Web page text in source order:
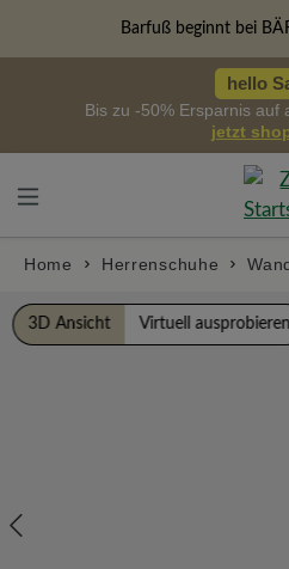
Freiheitspioniere
hello
Bis zu -50% Ersparnis auf
jetzt
Home Herrenschuhe
Bildergalerie überspringen
3D Ansicht Virtuell ausprobieren